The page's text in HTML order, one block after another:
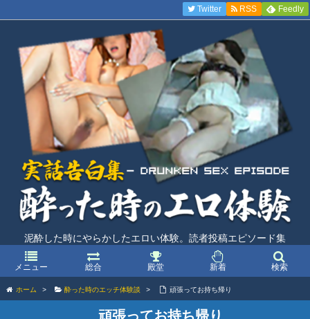
泥酔した時にやらかしたエロい体験。読者投稿エピソード集
メニュー 総合 殿堂 新着 検索
Twitter RSS Feedly
ホーム > 酔った時のエッチ体験談 > 頑張ってお持ち帰り
頑張ってお持ち帰り